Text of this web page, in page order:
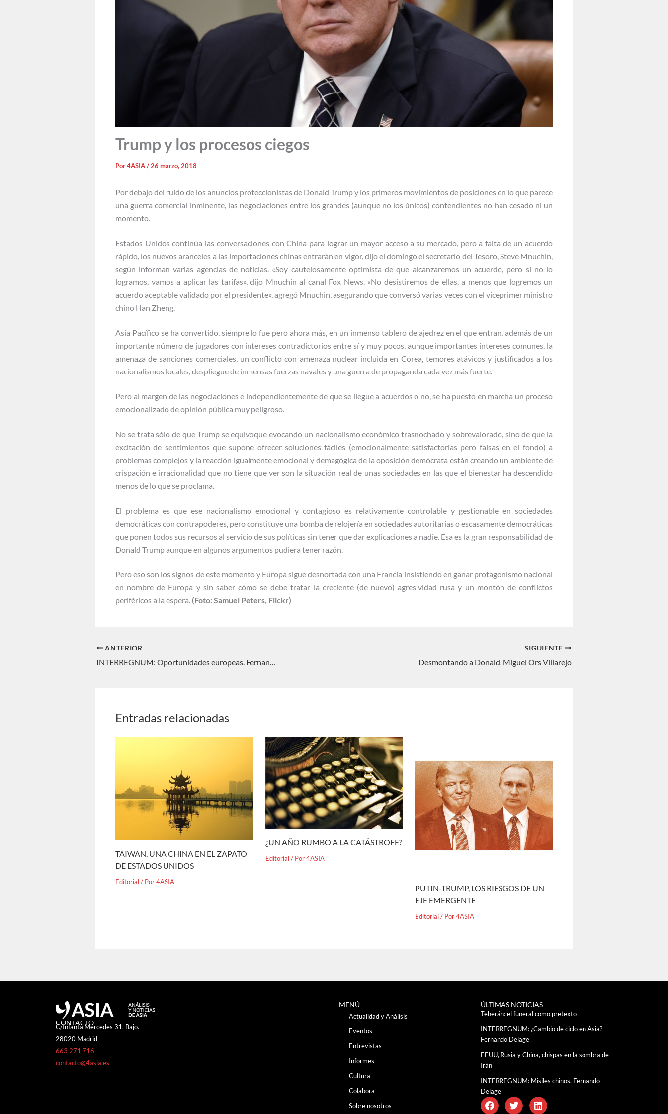
Trump y los procesos ciegos
Por4ASIA/26 marzo, 2018
Por debajo del ruido de los anuncios proteccionistas de Donald Trump y los primeros movimientos de posiciones en lo que parece
una guerra comercial inminente, las negociaciones entre los grandes (aunque no los únicos) contendientes no han cesado ni un
momento.
Estados Unidos continúa las conversaciones con China para lograr un mayor acceso a su mercado, pero a falta de un acuerdo
rápido, los nuevos aranceles a las importaciones chinas entrarán en vigor, dijo el domingo el secretario del Tesoro, Steve Mnuchin,
según informan varias agencias de noticias. «Soy cautelosamente optimista de que alcanzaremos un acuerdo, pero si no lo
logramos, vamos a aplicar las tarifas», dijo Mnuchin al canal Fox News. «No desistiremos de ellas, a menos que logremos un
acuerdo aceptable validado por el presidente», agregó Mnuchin, asegurando que conversó varias veces con el viceprimer ministro
chino Han Zheng.
Asia Pacífico se ha convertido, siempre lo fue pero ahora más, en un inmenso tablero de ajedrez en el que entran, además de un
importante número de jugadores con intereses contradictorios entre sí y muy pocos, aunque importantes intereses comunes, la
amenaza de sanciones comerciales, un conflicto con amenaza nuclear incluida en Corea, temores atávicos y justificados a los
nacionalismos locales, despliegue de inmensas fuerzas navales y una guerra de propaganda cada vez más fuerte.
Pero al margen de las negociaciones e independientemente de que se llegue a acuerdos o no, se ha puesto en marcha un proceso
emocionalizado de opinión pública muy peligroso.
No se trata sólo de que Trump se equivoque evocando un nacionalismo económico trasnochado y sobrevalorado, sino de que la
excitación de sentimientos que supone ofrecer soluciones fáciles (emocionalmente satisfactorias pero falsas en el fondo) a
problemas complejos y la reacción igualmente emocional y demagógica de la oposición demócrata están creando un ambiente de
crispación e irracionalidad que no tiene que ver son la situación real de unas sociedades en las que el bienestar ha descendido
menos de lo que se proclama.
El problema es que ese nacionalismo emocional y contagioso es relativamente controlable y gestionable en sociedades
democráticas con contrapoderes, pero constituye una bomba de relojería en sociedades autoritarias o escasamente democráticas
que ponen todos sus recursos al servicio de sus políticas sin tener que dar explicaciones a nadie. Esa es la gran responsabilidad de
Donald Trump aunque en algunos argumentos pudiera tener razón.
Pero eso son los signos de este momento y Europa sigue desnortada con una Francia insistiendo en ganar protagonismo nacional
en nombre de Europa y sin saber cómo se debe tratar la creciente (de nuevo) agresividad rusa y un montón de conflictos
periféricos a la espera. (Foto: Samuel Peters, Flickr)
ANTERIOR SIGUIENTE
Desmontando a Donald. Miguel Ors Villarejo
Entradas relacionadas
TAIWAN, UNA CHINA EN EL ZAPATO
DE ESTADOS UNIDOS
Editorial/ Por4ASIA
¿UN AÑO RUMBO A LA CATÁSTROFE?
Editorial/ Por4ASIA
PUTIN-TRUMP, LOS RIESGOS DE UN
EJE EMERGENTE
Editorial/ Por4ASIA
CONTACTO
C/Infanta Mercedes 31, Bajo.
28020 Madrid
663 271 716
contacto@4asia.es
MENÚ
Actualidad y Análisis
Eventos
Entrevistas
Informes
Cultura
Colabora
Sobre nosotros
ÚLTIMAS NOTICIAS
Teherán: el funeral como pretexto
INTERREGNUM: ¿Cambio de ciclo en Asia?
Fernando Delage
EEUU, Rusia y China, chispas en la sombra de
Irán
INTERREGNUM: Misiles chinos. Fernando
Delage